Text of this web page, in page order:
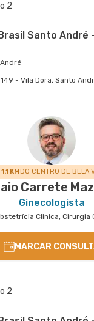
2
Santo André
- Vila Dora, Santo
São Luiz São Caetano
115 1° Andar - Ceramica,
1.1 KMDO CENTRO DE BELA
Carrete
Ginecologista
MARCAR
2